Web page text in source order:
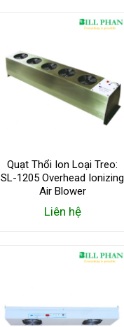
Quạt Thổi Ion Loại Treo:
SL-1205 Overhead Ionizing
Air Blower
Liên hệ